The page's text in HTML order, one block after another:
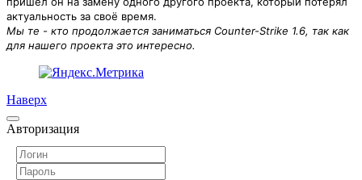
актуальность за своё время.
Мы те - кто продолжается заниматься Counter-Strike 1.6, так как
для нашего проекта это интересно.
Наверх
Авторизация